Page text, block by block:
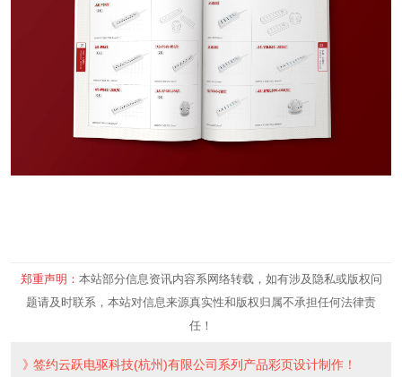
郑重声明： 本站部分信息资讯内容系网络转载，如有涉及隐私或版权问
题请及时联系，本站对信息来源真实性和版权归属不承担任何法律责
任！
签约云跃电驱科技(杭州)有限公司系列产品彩页设计制作！